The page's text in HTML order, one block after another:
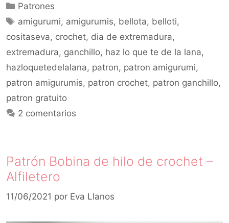
Patrones
amigurumi, amigurumis, bellota, belloti,
cositaseva, crochet, dia de extremadura,
extremadura, ganchillo, haz lo que te de la lana,
hazloquetedelalana, patron, patron amigurumi,
patron amigurumis, patron crochet, patron ganchillo,
patron gratuito
2 comentarios
Patrón Bobina de hilo de crochet –
Alfiletero
11/06/2021 por Eva Llanos